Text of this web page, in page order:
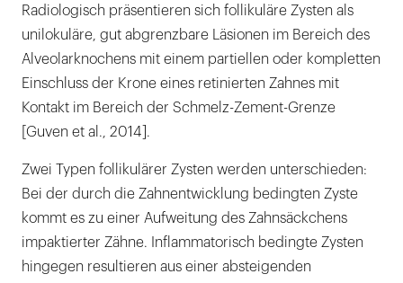
Radiologisch präsentieren sich follikuläre Zysten als
unilokuläre, gut abgrenzbare Läsionen im Bereich des
Alveolarknochens mit einem partiellen oder kompletten
Einschluss der Krone eines retinierten Zahnes mit
Kontakt im Bereich der Schmelz-Zement-Grenze
[Guven et al., 2014].
Zwei Typen follikulärer Zysten werden unterschieden:
Bei der durch die Zahnentwicklung bedingten Zyste
kommt es zu einer Aufweitung des Zahnsäckchens
impaktierter Zähne. Inflammatorisch bedingte Zysten
hingegen resultieren aus einer absteigenden